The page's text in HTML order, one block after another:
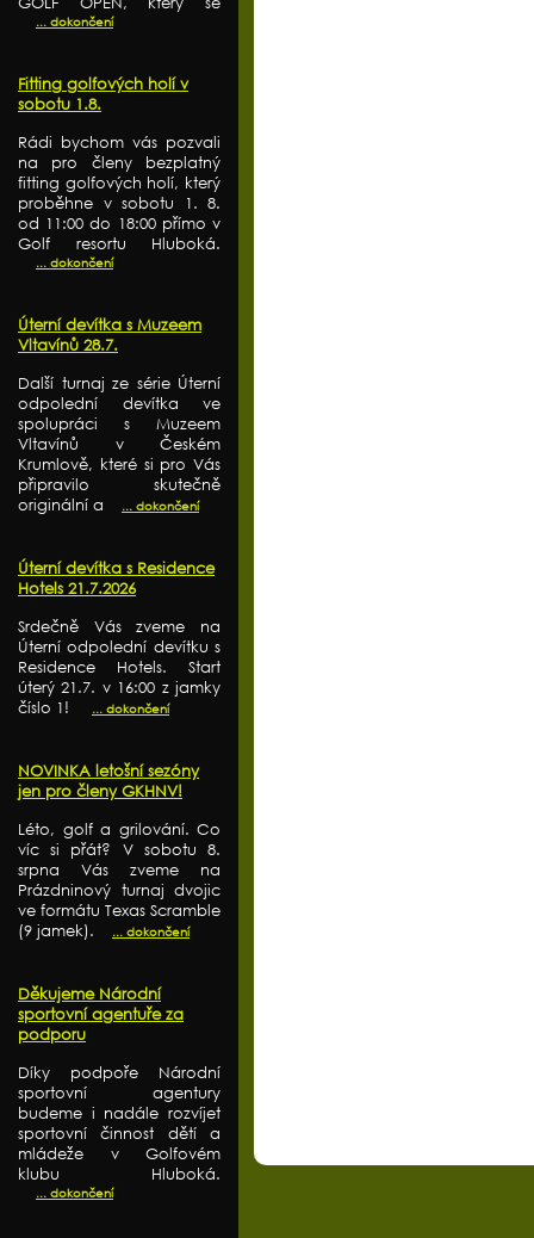
... dokončení
Fitting golfových holí v
sobotu 1.8.
Rádi bychom vás pozvali
na pro členy bezplatný
fitting golfových holí, který
proběhne v sobotu 1. 8.
od 11:00 do 18:00 přímo v
Golf resortu Hluboká.
... dokončení
Úterní devítka s Muzeem
Vltavínů 28.7.
Další turnaj ze série Úterní
odpolední devítka ve
spolupráci s Muzeem
Vltavínů v Českém
Krumlově, které si pro Vás
připravilo skutečně
originální a
... dokončení
Úterní devítka s Residence
Hotels 21.7.2026
Srdečně Vás zveme na
Úterní odpolední devítku s
Residence Hotels. Start
úterý 21.7. v 16:00 z jamky
číslo 1!
... dokončení
NOVINKA letošní sezóny
jen pro členy GKHNV!
Léto, golf a grilování. Co
víc si přát? V sobotu 8.
srpna Vás zveme na
Prázdninový turnaj dvojic
ve formátu Texas Scramble
(9 jamek).
... dokončení
Děkujeme Národní
sportovní agentuře za
podporu
Díky podpoře Národní
sportovní agentury
budeme i nadále rozvíjet
sportovní činnost dětí a
mládeže v Golfovém
klubu Hluboká.
... dokončení